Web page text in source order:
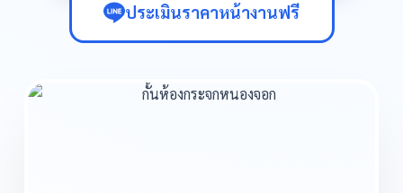
ประเมินราคาหน้างานฟรี